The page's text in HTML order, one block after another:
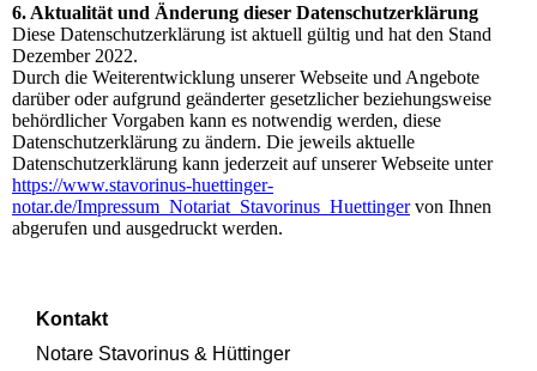
6. Aktualität und Änderung dieser Datenschutzerklärung
Diese Datenschutzerklärung ist aktuell gültig und hat den Stand
Dezember 2022.
Durch die Weiterentwicklung unserer Webseite und Angebote
darüber oder aufgrund geänderter gesetzlicher beziehungsweise
behördlicher Vorgaben kann es notwendig werden, diese
Datenschutzerklärung zu ändern. Die jeweils aktuelle
Datenschutzerklärung kann jederzeit auf unserer Webseite unter
https://www.stavorinus-huettinger-
notar.de/Impressum_Notariat_Stavorinus_Huettingervon Ihnen
abgerufen und ausgedruckt werden.
Kontakt
Notare Stavorinus & Hüttinger